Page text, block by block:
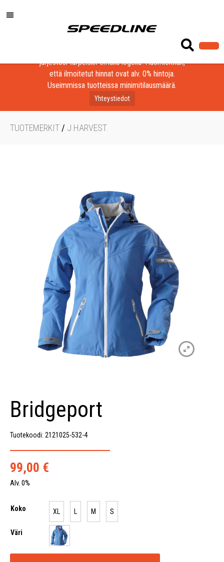
Löydä laadukkaat tuotteet yrityksesi, seurasi tai
järjestösi tarpeisiin omalla logolla! Huomioithan,
että ilmoitetut hinnat ovat alv. 0% hintoja.
Useimmissa tuotteissa minimitilausmäärä.
Yhteystiedot
TUOTEMERKIT / J.HARVEST
Bridgeport
Tuotekoodi: 2121025-532-4
99,00 €
Alv. 0%
Koko XL L M S
Väri